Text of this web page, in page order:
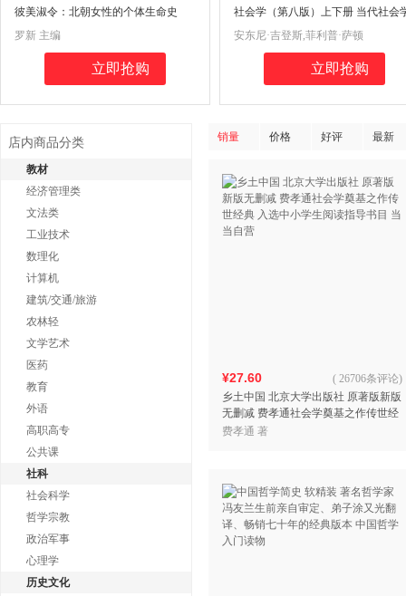
彼美淑令：北朝女性的个体生命史
《漫长的余生》作者罗新教授主编
罗新 主编
立即抢购
社会学（第八版）上下册 当代社会
大师安东尼 吉登斯 社会学入门 社会
学基本概念
安东尼·吉登斯,菲利普·萨顿
立即抢购
店内商品分类
教材
经济管理类
文法类
工业技术
数理化
计算机
建筑/交通/旅游
农林轻
文学艺术
医药
教育
外语
高职高专
公共课
社科
社会科学
哲学宗教
政治军事
心理学
历史文化
销量 价格 好评 最新
¥27.60
乡土中国 北京大学出版社 原著版新版
无删减 费孝通社会学奠基之作传世经
典 入选中小学生阅读指导书目 当当自
( 26706条评论)
费孝通 著